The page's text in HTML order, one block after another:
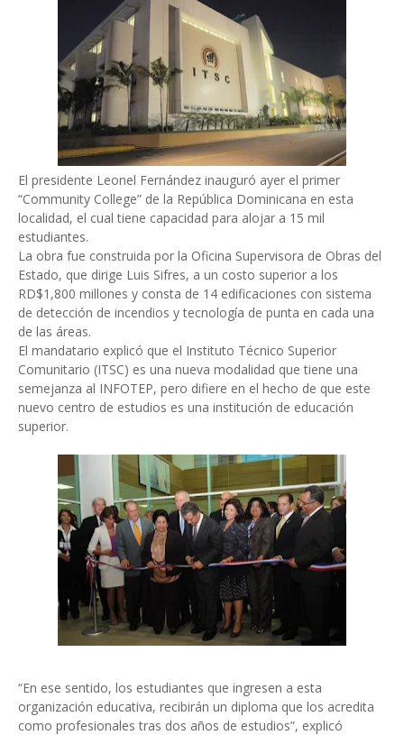
El presidente Leonel Fernández inauguró ayer el primer
“Community College” de la República Dominicana en esta
localidad, el cual tiene capacidad para alojar a 15 mil
estudiantes.
La obra fue construida por la Oficina Supervisora de Obras del
Estado, que dirige Luis Sifres, a un costo superior a los
RD$1,800 millones y consta de 14 edificaciones con sistema
de detección de incendios y tecnología de punta en cada una
de las áreas.
El mandatario explicó que el Instituto Técnico Superior
Comunitario (ITSC) es una nueva modalidad que tiene una
semejanza al INFOTEP, pero difiere en el hecho de que este
nuevo centro de estudios es una institución de educación
superior.
“En ese sentido, los estudiantes que ingresen a esta
organización educativa, recibirán un diploma que los acredita
como profesionales tras dos años de estudios”, explicó